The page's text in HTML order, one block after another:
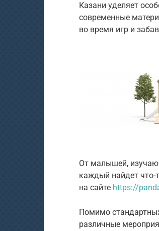
Казани уделяет
современные
во время игр и
От малышей,
каждый найдет что-
на сайте https://
Помимо
различные